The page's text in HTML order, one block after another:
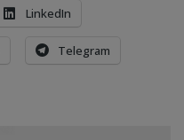
LinkedIn
Telegram